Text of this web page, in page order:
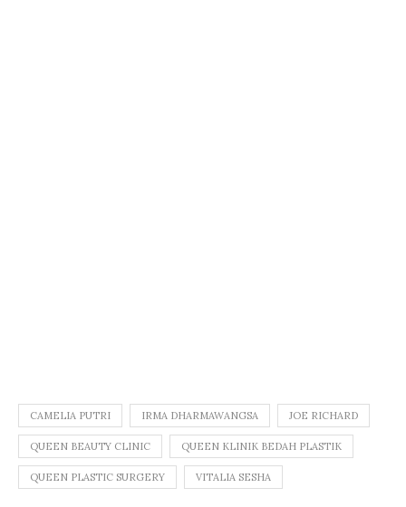
CAMELIA PUTRI IRMA DHARMAWANGSA JOE RICHARD
QUEEN BEAUTY CLINIC QUEEN KLINIK BEDAH PLASTIK
QUEEN PLASTIC SURGERY VITALIA SESHA